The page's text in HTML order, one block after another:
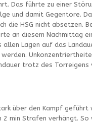
Das führte zu einer
und damit Gegentore.
die HSG nicht absetzen.
an diesem Nachmittag
Lagen auf das
trotz des Torreigens
über den Kampf geführt
min Strafen verhängt.